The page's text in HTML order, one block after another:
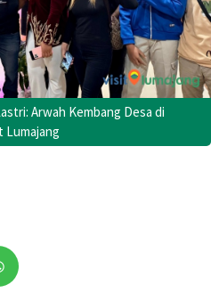
Arwah Kembang Desa di
Lumajang